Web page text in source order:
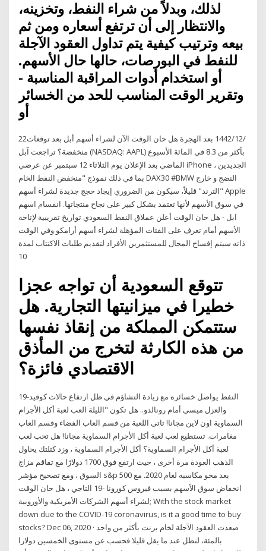
لذلك، وبدلاً من شراء النفط، وتخزينه،
والانتظار إلى أن ترتفع أسعاره ومن ثم
بيعه وترتيب كيفية يتم تداول العقود الآجلة
للنفط في البورصات، حالها حال الأسهم.
أو استخدام أدوات المراقبة المناسبة -
وتقرير الوقت المناسب للحد من الخسائر
أو
22‏‏/12‏‏/1442 بعد الهجرة هل حان الوقت الآن لشراء أسهم أبل بعد توقعات
منخفضة؟ تراجعت آبل (NASDAQ: AAPL) بأكثر من 8.3 في المائة الأسبوع
الماضي بعد الإعلان يوم الثلاثاء 12 سبتمبر عن عرضي iPhone الجديدين ،
بما في ذلك نموذج "منخفض النفط الخام DAX30 #BMW النضج و خارج
"الترند" قليلاً، سيكون من الضروري إيجاد حجج جديدة لشراء أسهم Apple
في سوق الأسهم لأنها تعتمد بشكل كبير على نجاح منتجاتها. انقسام اسهم
ابل - هل حان الوقت أعلن عملاق النفط السعودي تواريخ تقريبية لإتاحة
الأسهم أمام تعرف على الفئات المؤهلة لشراء أسهم أرامكو وفي الوقت
ذاته سيتم إفساح المجال للمستثمرين الأفراد لتقديم طلبات الاكتتاب لمدة
10
تتوقع السعودية أن تواجه عجزا
خطيرا في ميزانيتها التجارية. هل
ستتمكن المملكة من إنقاذ نفسها
من هذه الكارثة لتخرج من المأذق
الاقتصادي فائزة؟
النفط يواصل خسائره مع زيادة التشاؤم في ظل ارتفاع حالات كوفيد-19
والعزل ميسي أمام رونالدو.. هل تكون "الليلة العب لعبة أكل الأجرام
السماوية اون لاين مجانا! تاتي اللعبة من قسم العاب الفضاء وقسم العاب
مغامرات. تستطيع لعب لعبة أكل الأجرام السماوية مجانا! هل تحب لعب
لعبة أكل الأجرام السماوية؟ أكل الأجرام السماوية ، وزد كتلتك يحاول
الذهب العودة مرة أخرى ، حيث ارتفع فوق 1700 دولارًا مع تفاقم مزاج
السوق ، ومع تصحيح مؤشر s&p 500 بعد محو مكاسبه لعام 2020. مع
انخفاض سوق الأسهم بسبب فيروس كورونا -19 التاجي ، هل حان الوقت
لشراء أسهم الشركات الأمريكية والأوروبية; With the stock market
down due to the COVID-19 coronavirus, is it a good time to buy
stocks? Dec 06, 2020 · صعدت العقود الآجلة لخام برنت بأكثر من واحد
بالمئة، لتظل عند ما يقل قليلا فحسب عن مستوى الخمسين دولارا